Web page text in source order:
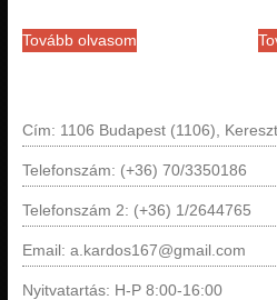
Tovább olvasom
Cím: 1106 Budapest (1106),
Telefonszám: (+36) 70/3350186
Telefonszám 2: (+36) 1/2644765
Email: a.kardos167@gmail.com
Nyitvatartás: H-P 8:00-16:00